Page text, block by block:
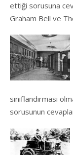
ettiği sorusuna
Graham Bell ve
sınıflandırması
sorusunun